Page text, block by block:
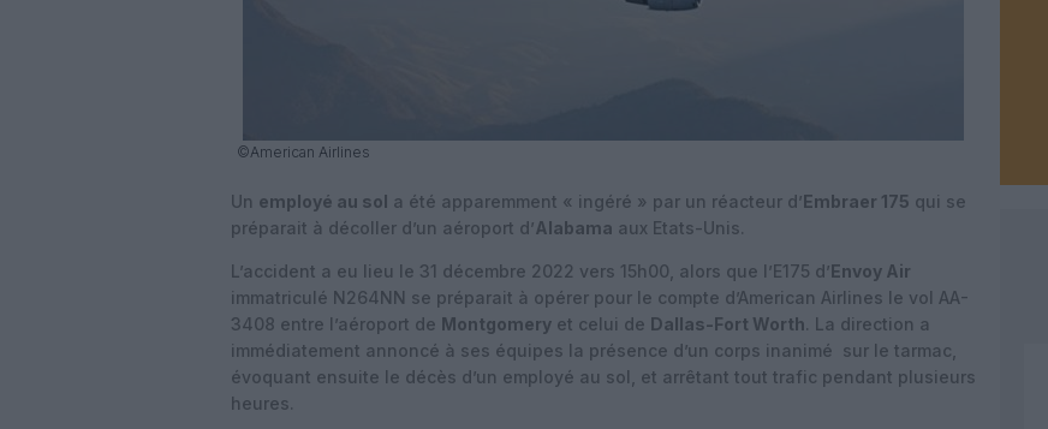
©American Airlines
Un employé au sol a été apparemment « ingéré » par un réacteur d’Embraer 175 qui se
préparait à décoller d’un aéroport d’Alabama aux Etats-Unis.
L’accident a eu lieu le 31 décembre 2022 vers 15h00, alors que l’E175 d’Envoy Air
immatriculé N264NN se préparait à opérer pour le compte d’American Airlines le vol AA-
3408 entre l’aéroport de Montgomery et celui de Dallas-Fort Worth. La direction a
immédiatement annoncé à ses équipes la présence d’un corps inanimé sur le tarmac,
évoquant ensuite le décès d’un employé au sol, et arrêtant tout trafic pendant plusieurs
heures.